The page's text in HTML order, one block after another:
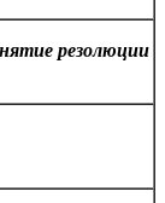
резолюции